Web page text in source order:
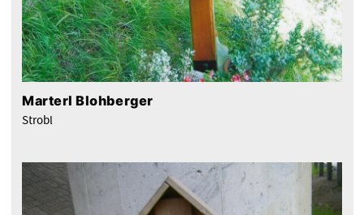
Marterl Blohberger
Strobl